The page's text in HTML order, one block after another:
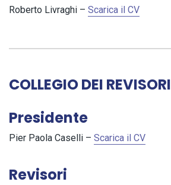
Roberto Livraghi – Scarica il CV
COLLEGIO DEI REVISORI
Presidente
Pier Paola Caselli – Scarica il CV
Revisori